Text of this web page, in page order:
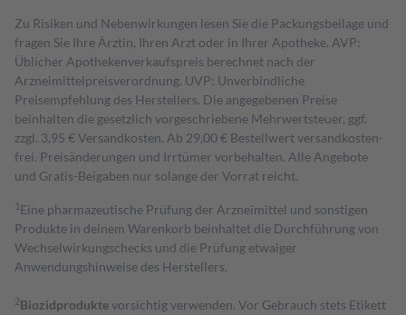
Zu Risiken und Nebenwirkungen lesen Sie die Packungsbeilage und
fragen Sie Ihre Ärztin, Ihren Arzt oder in Ihrer Apotheke. AVP:
Üblicher Apothekenverkaufspreis berechnet nach der
Arzneimittelpreisverordnung. UVP: Unverbindliche
Preisempfehlung des Herstellers. Die angegebenen Preise
beinhalten die gesetzlich vorgeschriebene Mehrwertsteuer, ggf.
zzgl. 3,95 € Versandkosten. Ab 29,00 € Bestell­wert versand­kosten­
frei. Preisänderungen und Irrtümer vorbehalten. Alle Angebote
und Gratis-Beigaben nur solange der Vorrat reicht.
1 Eine pharmazeutische Prüfung der Arzneimittel und sonstigen
Produkte in deinem Warenkorb beinhaltet die Durchführung von
Wechselwirkungschecks und die Prüfung etwaiger
Anwendungshinweise des Herstellers.
2Biozidproduktevorsichtig verwenden. Vor Gebrauch stets Etikett